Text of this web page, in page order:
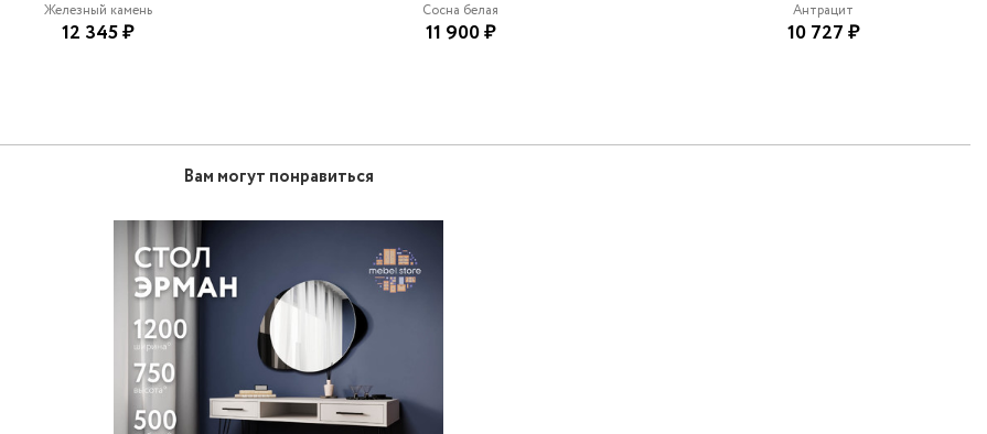
Железный камень
12 345 ₽
Сосна белая
11 900 ₽
Антрацит
10 727 ₽
Вам могут понравиться